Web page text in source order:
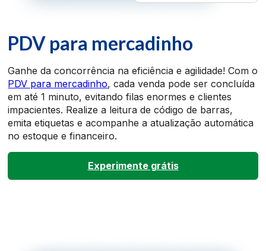
PDV para mercadinho
Ganhe da concorrência na eficiência e agilidade! Com o
PDV para mercadinho, cada venda pode ser concluída
em até 1 minuto, evitando filas enormes e clientes
impacientes. Realize a leitura de código de barras,
emita etiquetas e acompanhe a atualização automática
no estoque e financeiro.
Experimente grátis